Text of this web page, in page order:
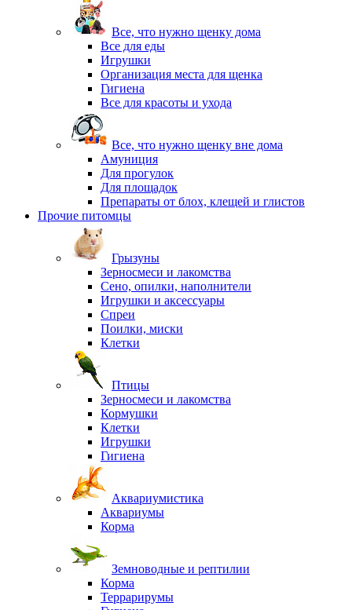
Все, что нужно щенку дома
Все для еды
Игрушки
Организация места для щенка
Гигиена
Все для красоты и ухода
Все, что нужно щенку вне дома
Амуниция
Для прогулок
Для площадок
Препараты от блох, клещей и глистов
Прочие питомцы
Грызуны
Зерносмеси и лакомства
Сено, опилки, наполнители
Игрушки и аксессуары
Спреи
Поилки, миски
Клетки
Птицы
Зерносмеси и лакомства
Кормушки
Клетки
Игрушки
Гигиена
Аквариумистика
Аквариумы
Корма
Земноводные и рептилии
Корма
Террарирумы